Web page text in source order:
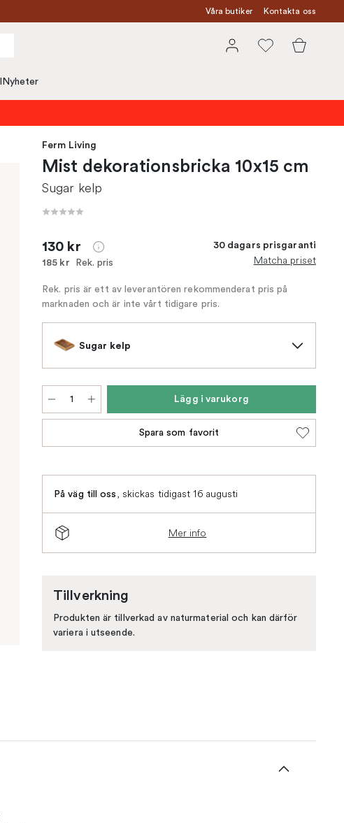
Våra butiker Kontakta oss
Nyheter
Ferm Living
Mist dekorationsbricka 10x15 cm
Sugar kelp
130 kr
185 kr Rek. pris
30 dagars prisgaranti
Matcha priset
Rek. pris är ett av leverantören rekommenderat pris på
marknaden och är inte vårt tidigare pris.
Sugar kelp
Lägg i varukorg
Spara som favorit
På väg till oss , skickas tidigast 16 augusti
Mer info
Tillverkning
Produkten är tillverkad av naturmaterial och kan därför
variera i utseende.